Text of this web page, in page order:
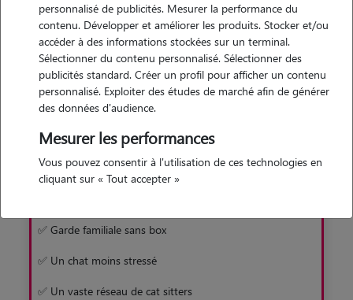
Je découvre
Pourquoi préférer Animaute à la pension
✅ Garde familiale sans box
✅ Un chat moins stressé
✅ Un vaste réseau de cat sitters
personnalisé de publicités. Mesurer la performance du
contenu. Développer et améliorer les produits. Stocker et/ou
accéder à des informations stockées sur un terminal.
Sélectionner du contenu personnalisé. Sélectionner des
publicités standard. Créer un profil pour afficher un contenu
personnalisé. Exploiter des études de marché afin de générer
des données d'audience.
Mesurer les performances
Vous pouvez consentir à l'utilisation de ces technologies en
cliquant sur « Tout accepter »